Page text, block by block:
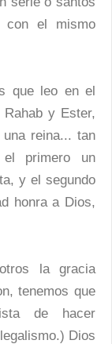
con el mismo
que leo en el
y Ester,
reina... tan
primero un
y el segundo
honra a Dios,
la gracia
tenemos que
de hacer
Dios